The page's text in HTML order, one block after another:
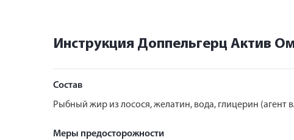
Инструкция Доппельгерц Актив
Состав
Рыбный жир из лосося, желатин, вода, глицерин
Меры предосторожности